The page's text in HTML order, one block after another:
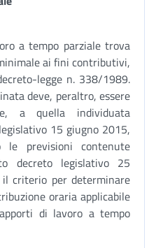
a tempo parziale trova
ai fini contributivi,
legge n. 338/1989.
deve, peraltro, essere
a quella individuata
15 giugno 2015,
le previsioni contenute
decreto legislativo 25
criterio per determinare
oraria applicabile
di lavoro a tempo